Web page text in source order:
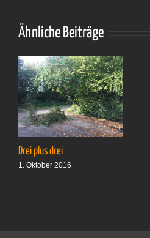
Ähnliche Beiträge
Drei plus drei
1. Oktober 2016